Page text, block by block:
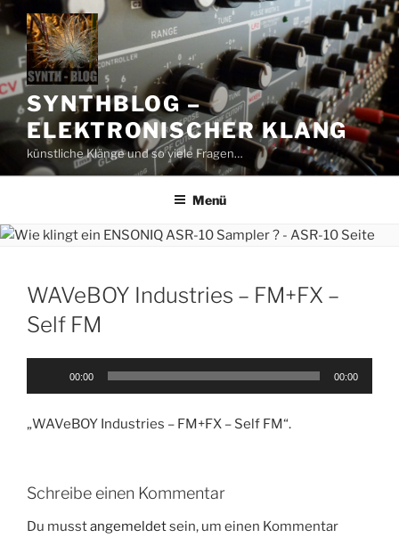
Zum
Inhalt
springen
SYNTHBLOG –
ELEKTRONISCHER KLANG
künstliche Klänge und so viele Fragen…
Menü
WAVeBOY Industries – FM+FX –
Self FM
00:00 00:00
„WAVeBOY Industries – FM+FX – Self FM“.
Schreibe einen Kommentar
Du musstangemeldetsein, um einen Kommentar